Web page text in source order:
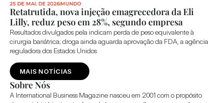
25 DE MAI. DE 2026 MUNDO
Retatrutida, nova injeção emagrecedora da Eli
Lilly, reduz peso em 28%, segundo empresa
Resultados divulgados pela indicam perda de peso equivalente à
cirurgia bariátrica; droga ainda aguarda aprovação da FDA, a agência
reguladora dos Estados Unidos
MAIS NOTÍCIAS
Sobre Nós
A International Business Magazine nasceu em 2001 com o propósito